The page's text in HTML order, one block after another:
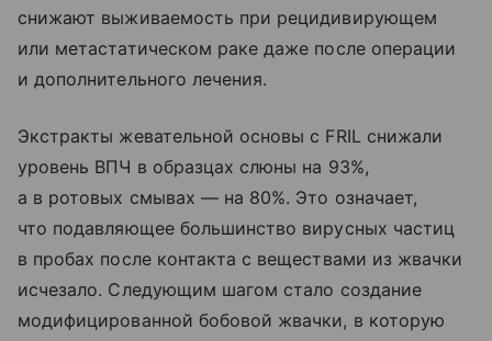
снижают выживаемость при рецидивирующем
или метастатическом раке даже после операции
и дополнительного лечения.
Экстракты жевательной основы с FRIL снижали
уровень ВПЧ в образцах слюны на 93%,
а в ротовых смывах — на 80%. Это означает,
что подавляющее большинство вирусных частиц
в пробах после контакта с веществами из жвачки
исчезало. Следующим шагом стало создание
модифицированной бобовой жвачки, в которую